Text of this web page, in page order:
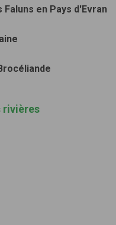
en Pays d'Evran
rivières